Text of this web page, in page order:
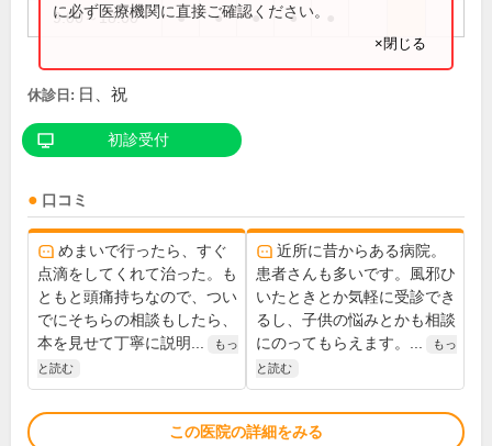
9:00～18:00 ● ● ● ●
に必ず医療機関に直接ご確認ください。
×閉じる
休診日: 日、祝
初診受付
口コミ
めまいで行ったら、すぐ
点滴をしてくれて治った。も
ともと頭痛持ちなので、つい
でにそちらの相談もしたら、
本を見せて丁寧に説明...
もっ
と読む
近所に昔からある病院。
患者さんも多いです。風邪ひ
いたときとか気軽に受診でき
るし、子供の悩みとかも相談
にのってもらえます。...
もっ
と読む
この医院の詳細をみる